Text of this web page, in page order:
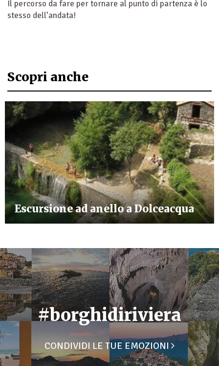
Il percorso da fare per tornare al punto di partenza è lo
stesso dell’andata!
Scopri anche
Escursione ad anello a Dolceacqua
#borghidiriviera
CONDIVIDI LE TUE EMOZIONI